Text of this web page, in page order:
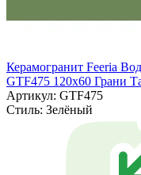
Керамогранит Feeria
GTF475 120х60 Грани
Артикул: GTF475
Стиль: Зелёный